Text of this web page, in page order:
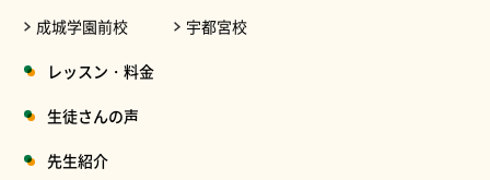
成城学園前校
宇都宮校
レッスン・料金
生徒さんの声
先生紹介